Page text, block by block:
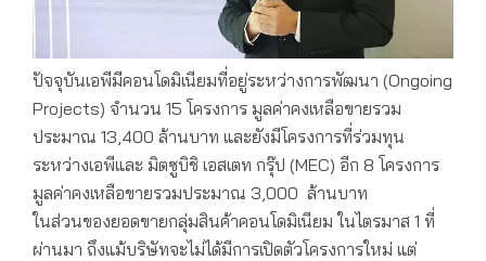
ปัจจุบันเอพีมีคอนโดมิเนียมที่อยู่ระหว่างการพัฒนา (Ongoing
Projects) จำนวน 15 โครงการ มูลค่าคงเหลือขายรวม
ประมาณ 13,400 ล้านบาท และยังมีโครงการที่ร่วมทุน
ระหว่างเอพีและ มิตซูบิชิ เอสเตท กรุ๊ป (MEC) อีก 8 โครงการ
มูลค่าคงเหลือขายรวมประมาณ 3,000 ล้านบาท
ในส่วนของยอดขายกลุ่มสินค้าคอนโดมิเนียม ในไตรมาส 1 ที่
ผ่านมา ถึงแม้บริษัทจะไม่ได้มีการเปิดตัวโครงการใหม่ แต่